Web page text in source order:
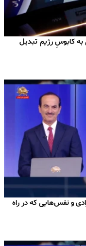
به کابوسِ رژیم تبدیل
و نفس‌هایی که در راه